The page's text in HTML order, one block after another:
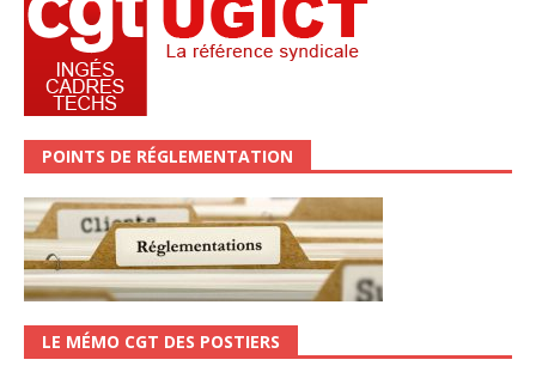
POINTS DE RÉGLEMENTATION
LE MÉMO CGT DES POSTIERS